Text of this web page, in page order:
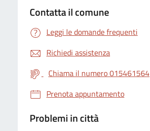
Contatta il comune
Leggi le domande frequenti
Richiedi assistenza
Chiama il numero 015461564
Prenota appuntamento
Problemi in città